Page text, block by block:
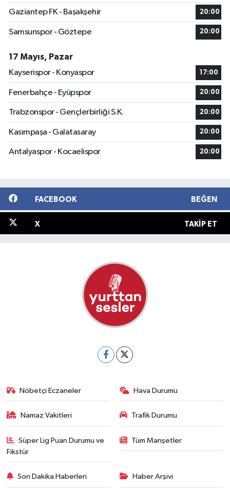
Gaziantep FK - Başakşehir 20:00
Samsunspor - Göztepe 20:00
17 Mayıs, Pazar
Kayserispor - Konyaspor
17:00
Fenerbahçe - Eyüpspor 20:00
Trabzonspor - Gençlerbirliği S.K. 20:00
Kasımpaşa - Galatasaray 20:00
Antalyaspor - Kocaelispor 20:00
FACEBOOK BEĞEN
X TAKIP ET
Nöbetçi Eczaneler Hava Durumu
Namaz Vakitleri Trafik Durumu
Süper Lig Puan Durumu ve
Fikstür
Tüm Manşetler
Son Dakika Haberleri Haber Arşivi